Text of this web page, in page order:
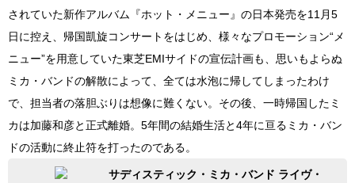
されていた新作アルバム『ホット・メニュー』の日本発売を11月5
日に控え、帰国凱旋コンサートをはじめ、様々なプロモーション“メ
ニュー”を用意していた東芝EMIサイドの宣伝計画も、思いもよらぬ
ミカ・バンドの解散によって、全ては水泡に帰してしまったわけ
で、担当者の落胆ぶりは想像に難くない。その後、一時帰国したミ
カは加藤和彦と正式離婚。5年間の結婚生活と4年に亘るミカ・バン
ドの活動に終止符を打ったのである。
サディスティック・ミカ・バンド ライヴ・